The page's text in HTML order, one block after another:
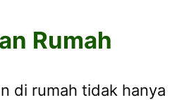
Rumah
di rumah tidak hanya